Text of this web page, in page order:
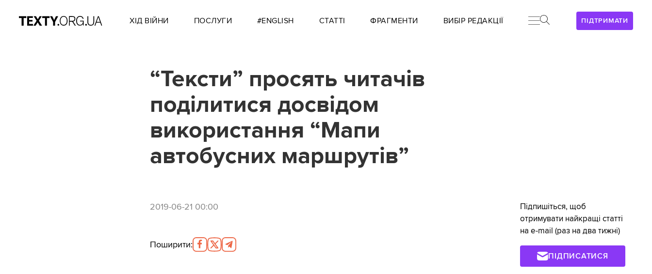
ПІДТРИМАТИ
ХІД ВІЙНИ ПОСЛУГИ #ENGLISH СТАТТІ ФРАГМЕНТИ ВИБІР РЕДАКЦІЇ
“Тексти” просять читачів
поділитися досвідом
використання “Мапи
автобусних маршрутів”
2019-06-21 00:00
Поширити:
Підпишіться, щоб
отримувати найкращі статті
на e-mail (раз на два тижні)
ПІДПИСАТИСЯ